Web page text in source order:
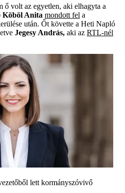
ő volt az egyetlen, aki elhagyta a
Köböl Anita mondott fel a
után. Őt követte a Heti Napló
Jegesy András, aki az RTL-nél
lett kormányszóvivő